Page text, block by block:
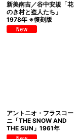
新美南吉／谷中安規「花
のき村と盗人たち」
1978年 ※復刻版
アントニオ・フラスコー
ニ「THE SNOW AND
THE SUN」1961年